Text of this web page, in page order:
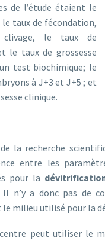
de l’étude étaient le
le taux de fécondation,
le taux de
le taux de grossesse
test biochimique; le
à J+3 et J+5 ; et
clinique.
la recherche
entre les
pour la
Il n’y a donc pas de
milieu utilisé pour la
peut utiliser le